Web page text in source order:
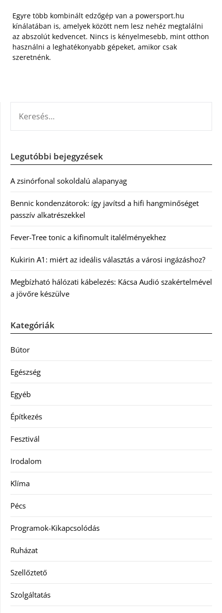
Egyre több kombinált edzőgép van a powersport.hu
kínálatában is, amelyek között nem lesz nehéz megtalálni
az abszolút kedvencet. Nincs is kényelmesebb, mint otthon
használni a leghatékonyabb gépeket, amikor csak
szeretnénk.
Legutóbbi bejegyzések
A zsinórfonal sokoldalú alapanyag
Bennic kondenzátorok: így javítsd a hifi hangminőséget
passzív alkatrészekkel
Fever-Tree tonic a kifinomult italélményekhez
Kukirin A1: miért az ideális választás a városi ingázáshoz?
Megbízható hálózati kábelezés: Kácsa Audió szakértelmével
a jövőre készülve
Kategóriák
Bútor
Egészség
Egyéb
Építkezés
Fesztivál
Irodalom
Klíma
Pécs
Programok-Kikapcsolódás
Ruházat
Szellőztető
Szolgáltatás